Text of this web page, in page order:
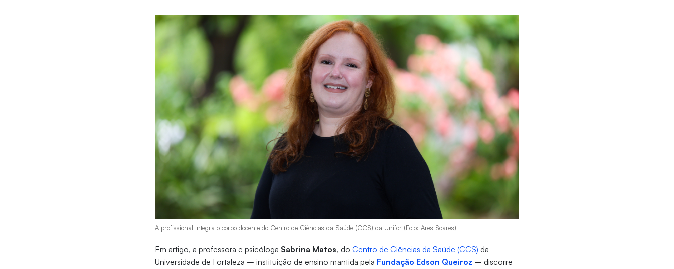
A profissional integra o corpo docente do Centro de Ciências da Saúde (CCS) da Unifor (Foto: Ares Soares)
Em artigo, a professora e psicóloga Sabrina Matos, doCentro de Ciências da Saúde (CCS) da
Universidade de Fortaleza – instituição de ensino mantida pela Fundação Edson Queiroz – discorre